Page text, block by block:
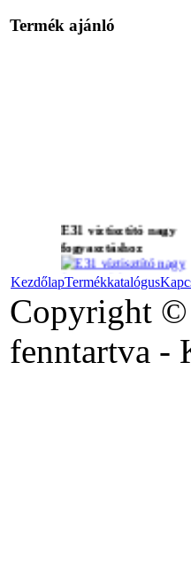
Termék ajánló
E31 víztisztító nagy
fogyasztáshoz
PRO-SPRAY szórófej
KezdőlapTermékkatalógus
Copyright
fenntartva -